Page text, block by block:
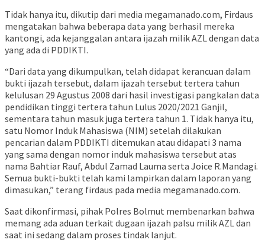
Tidak hanya itu, dikutip dari media megamanado.com, Firdaus
mengatakan bahwa beberapa data yang berhasil mereka
kantongi, ada kejanggalan antara ijazah milik AZL dengan data
yang ada di PDDIKTI.
“Dari data yang dikumpulkan, telah didapat kerancuan dalam
bukti ijazah tersebut, dalam ijazah tersebut tertera tahun
kelulusan 29 Agustus 2008 dari hasil investigasi pangkalan data
pendidikan tinggi tertera tahun Lulus 2020/2021 Ganjil,
sementara tahun masuk juga tertera tahun 1. Tidak hanya itu,
satu Nomor Induk Mahasiswa (NIM) setelah dilakukan
pencarian dalam PDDIKTI ditemukan atau didapati 3 nama
yang sama dengan nomor induk mahasiswa tersebut atas
nama Bahtiar Rauf, Abdul Zamad Lauma serta Joice R.Mandagi.
Semua bukti-bukti telah kami lampirkan dalam laporan yang
dimasukan,” terang firdaus pada media megamanado.com.
Saat dikonfirmasi, pihak Polres Bolmut membenarkan bahwa
memang ada aduan terkait dugaan ijazah palsu milik AZL dan
saat ini sedang dalam proses tindak lanjut.